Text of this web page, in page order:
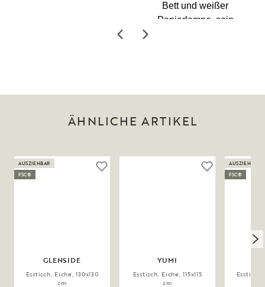
ÄHNLICHE ARTIKEL
GLENSIDE
Esstisch, Eiche, 130x130
cm
AUSZIEHBAR
FSC®
YUMI
Esstisch, Eiche, 115x115
cm
Esstisch,
AUSZIEHBAR
FSC®